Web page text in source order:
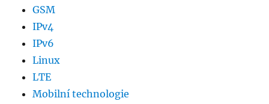
GSM
IPv4
IPv6
Linux
LTE
Mobilní technologie